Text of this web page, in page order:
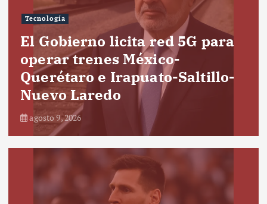
Tecnología
El Gobierno licita red 5G para
operar trenes México-
Querétaro e Irapuato-Saltillo-
Nuevo Laredo
agosto 9, 2026